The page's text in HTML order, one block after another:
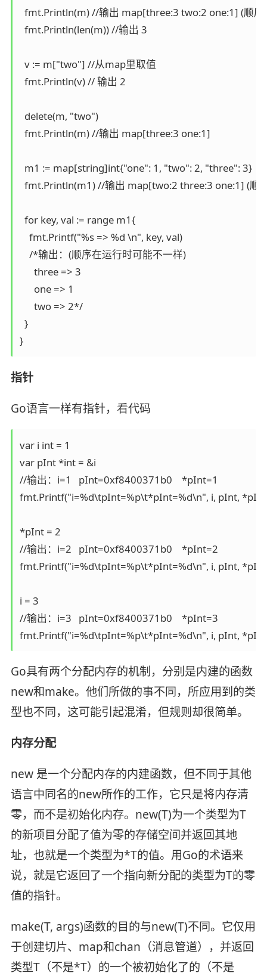
fmt.Println(m) //输出 map[three:3 two:2 one:1] (顺
  fmt.Println(len(m)) //输出 3
  v := m["two"] //从map里取值
  fmt.Println(v) // 输出 2
  delete(m, "two")
  fmt.Println(m) //输出 map[three:3 one:1]
  m1 := map[string]int{"one": 1, "two": 2, "three": 3}
fmt.Println(m1) //输出 map[two:2 three:3 one:1] (
  for key, val := range m1{
    fmt.Printf("%s => %d \n", key, val)
    /*输出：(顺序在运行时可能不一样)
      three => 3
      one => 1
      two => 2*/
  }
}
指针
Go语言一样有指针，看代码
var i int = 1
var pInt *int = &i
//输出：i=1   pInt=0xf8400371b0    *pInt=1
fmt.Printf("i=%d\tpInt=%p\t*pInt=%d\n", i, pInt,
*pInt = 2
//输出：i=2   pInt=0xf8400371b0    *pInt=2
fmt.Printf("i=%d\tpInt=%p\t*pInt=%d\n", i, pInt,
i = 3
//输出：i=3   pInt=0xf8400371b0    *pInt=3
fmt.Printf("i=%d\tpInt=%p\t*pInt=%d\n", i, pInt,
Go具有两个分配内存的机制，分别是内建的函数
new和make。他们所做的事不同，所应用到的类
型也不同，这可能引起混淆，但规则却很简单。
内存分配
new 是一个分配内存的内建函数，但不同于其他
语言中同名的new所作的工作，它只是将内存清
零，而不是初始化内存。new(T)为一个类型为T
的新项目分配了值为零的存储空间并返回其地
址，也就是一个类型为*T的值。用Go的术语来
说，就是它返回了一个指向新分配的类型为T的零
值的指针。
make(T, args)函数的目的与new(T)不同。它仅用
于创建切片、map和chan（消息管道），并返回
类型T（不是*T）的一个被初始化了的（不是